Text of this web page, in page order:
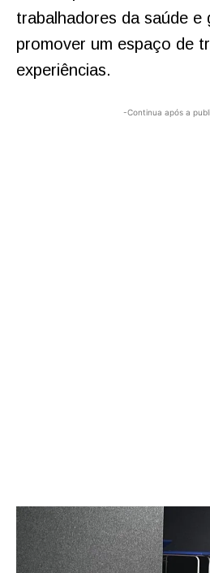
trabalhadores da saúde e
promover um espaço de
experiências.
-Continua após a